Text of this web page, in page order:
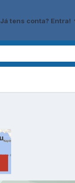
Já tens conta? Entra!